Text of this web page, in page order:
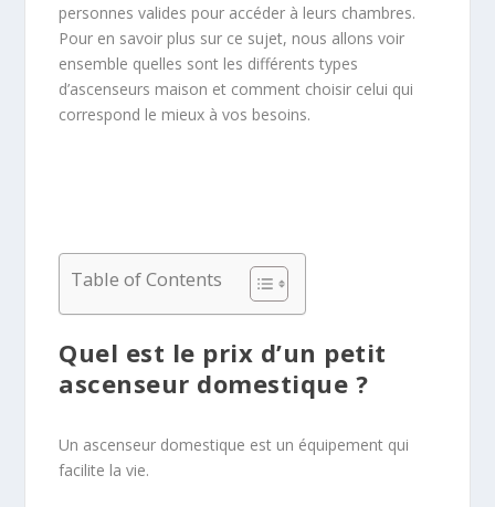
personnes valides pour accéder à leurs chambres.
Pour en savoir plus sur ce sujet, nous allons voir
ensemble quelles sont les différents types
d’ascenseurs maison et comment choisir celui qui
correspond le mieux à vos besoins.
Table of Contents
Quel est le prix d’un petit
ascenseur domestique ?
Un ascenseur domestique est un équipement qui
facilite la vie.